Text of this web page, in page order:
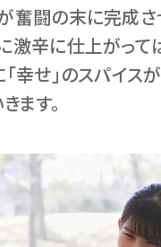
奮闘の末に完成さ
激辛に仕上がって
｢幸せ｣のスパイス
ます。